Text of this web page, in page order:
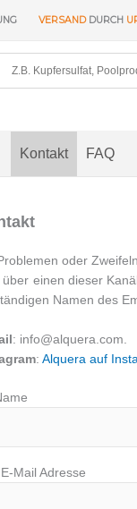
VERSANDDURCH
Kontakt FAQ
oder
über einen dieser
Namen des
: info@alquera.com.
: Alquera auf
Mail Adresse